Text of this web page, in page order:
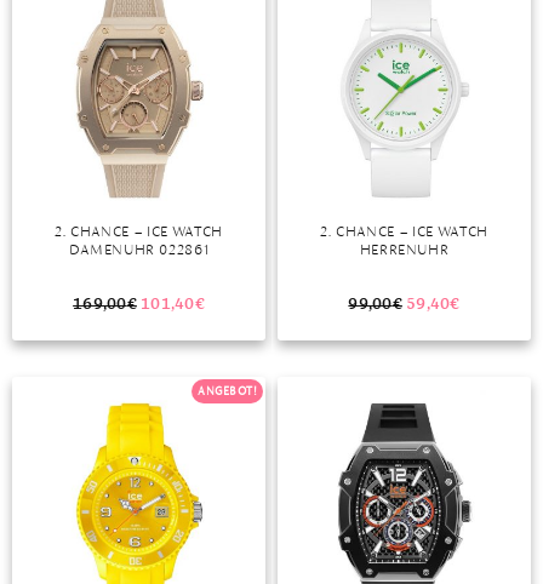
2. CHANCE – ICE WATCH
DAMENUHR 022861
169,00€ 101,40€
2. CHANCE – ICE WATCH
HERRENUHR
99,00€ 59,40€
ANGEBOT!